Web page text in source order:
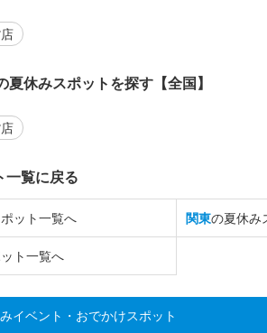
夏休みスポットを探す【全国】
一覧に戻る
ット一覧へ 関東の夏休み
ト一覧へ
イベント・おでかけスポット